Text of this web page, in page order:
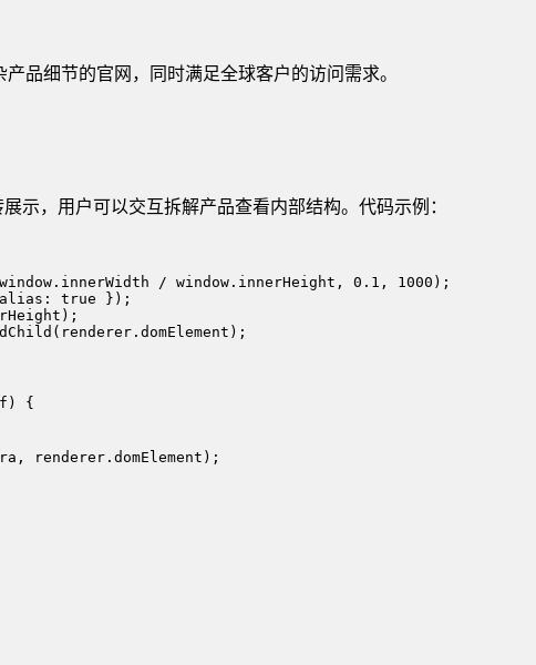
品细节的官网，同时满足全球客户的访问需求。
展示，用户可以交互拆解产品查看内部结构。代码示例：
window.innerWidth / window.innerHeight, 0.1, 1000);
true });
{
renderer.domElement);